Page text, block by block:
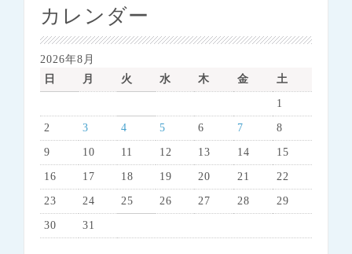
ビ
ゲ
ョ
ン
カレンダー
2026年8月
日
月 火 水 木 金 土
1
2 3 4 5 6 7 8
9 10 11 12 13 14 15
16 17 18 19 20 21 22
23 24 25 26 27 28 29
30 31